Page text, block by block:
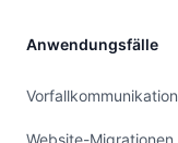
Anwendungsfälle
Vorfallkommunikation
Website-Migrationen